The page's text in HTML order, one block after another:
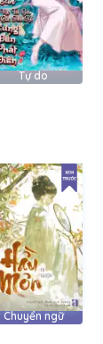
Tự do
Chuyển ngữ